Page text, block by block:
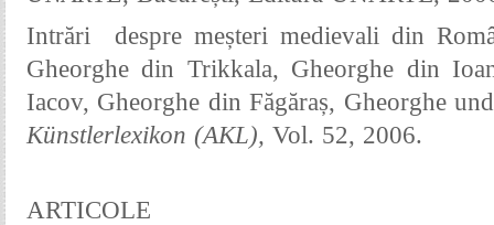
Intrări despre meșteri medievali din
Gheorghe din Trikkala, Gheorghe din
Iacov, Gheorghe din Făgăraș, Gheorghe
Künstlerlexikon (AKL), Vol. 52, 2006.
ARTICOLE